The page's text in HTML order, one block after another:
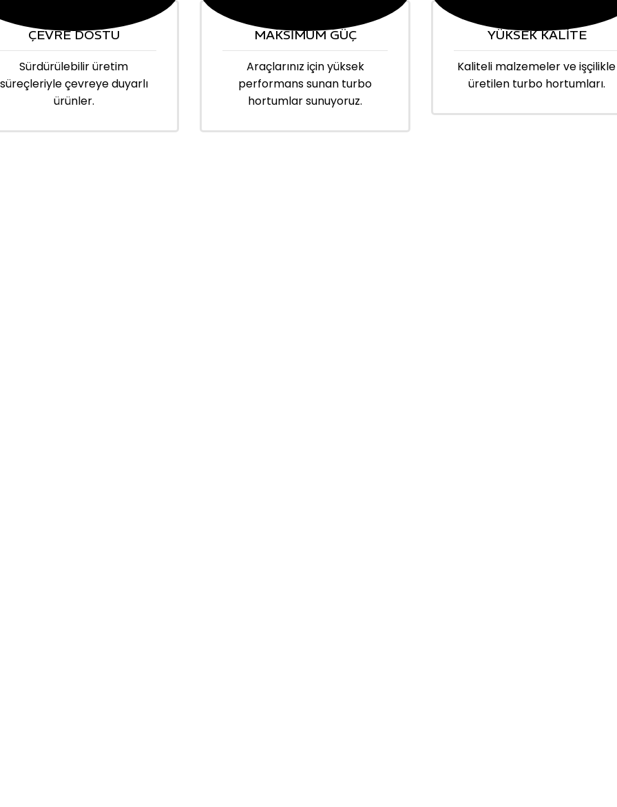
ÇEVRE DOSTU
Sürdürülebilir üretim
süreçleriyle çevreye duyarlı
ürünler.
MAKSİMUM GÜÇ
Araçlarınız için yüksek
performans sunan turbo
hortumlar sunuyoruz.
YÜKSEK KALİTE
Kaliteli malzemeler ve işçilikle
üretilen turbo hortumları.